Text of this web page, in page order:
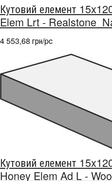
Кутовий елемент
Elem Lrt -
4 553,68 грн/pc
Кутовий елемент
Honey Elem Ad L -